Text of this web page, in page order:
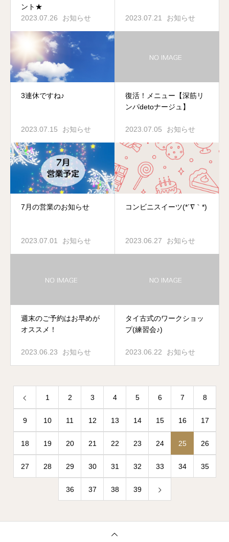
ント★
2023.07.26
お知らせ 2023.07.21 お知らせ
3連休ですね♪
2023.07.15 お知らせ
復活！メニュー【深筋リ
ンパdetoナージュ】
2023.07.05 お知らせ
7月の営業のお知らせ
2023.07.01 お知らせ
コンビニスイーツ(*´∇｀*)
2023.06.27 お知らせ
週末のご予約はお早めが
オススメ！
2023.06.23 お知らせ
タイ古式のワークショッ
プ(練習会♪)
2023.06.22 お知らせ
1 2 3 4 5 6 7 8
9 10 11 12 13 14 15 16 17
18 19 20 21 22 23 24 25 26
27 28 29 30 31 32 33 34 35
36 37 38 39